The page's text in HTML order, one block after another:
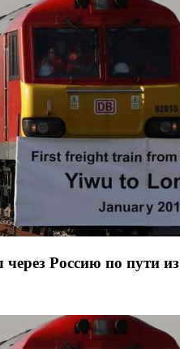
через Россию по пути